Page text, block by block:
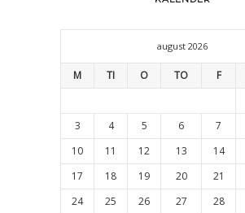
august 2026
M TI O TO F
3
4 5 6 7
10
11 12 13 14
17
18 19 20 21
24
25 26 27 28